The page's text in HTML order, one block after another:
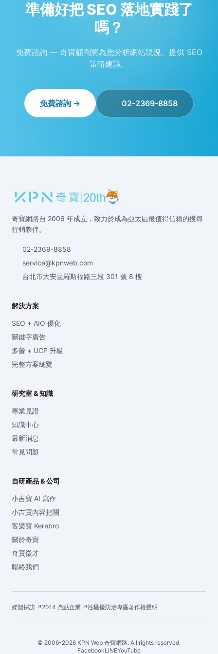
準備好把 SEO 落地實踐了
嗎？
免費諮詢 — 奇寶顧問將為您分析網站現況、提供 SEO
策略建議。
免費諮詢 → 02-2369-8858
奇寶網路自 2006 年成立，致力於成為亞太區最值得信賴的搜尋
行銷夥伴。
02-2369-8858
service@kpnweb.com
台北市大安區羅斯福路三段 301 號 8 樓
解決方案
SEO + AIO 優化
關鍵字廣告
多螢 + UCP 升級
完整方案總覽
研究室 & 知識
專業見證
知識中心
最新消息
常見問題
自研產品 & 公司
小吉寶 AI 寫作
小吉寶內容把關
客樂寶 Kerebro
關於奇寶
奇寶徵才
聯絡我們
媒體採訪 ↗ 2014 亮點企業 ↗性騷擾防治專區著作權聲明
© 2006-2026 KPN Web 奇寶網路. All rights reserved.
FacebookLINEYouTube